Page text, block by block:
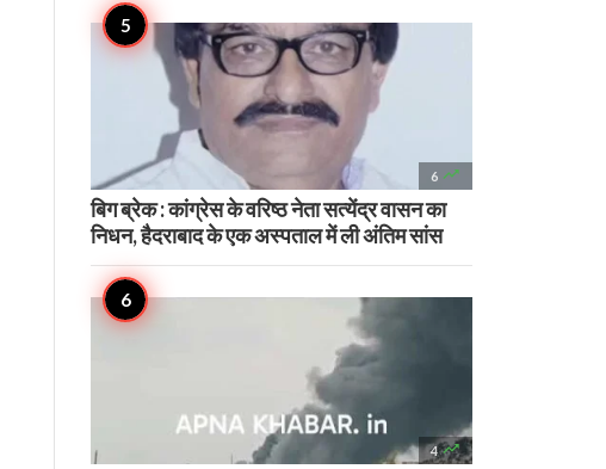
6 
बिग ब्रेक : कांग्रेस के वरिष्ठ नेता सत्येंद्र वासन का
निधन, हैदराबाद के एक अस्पताल में ली अंतिम सांस
4 